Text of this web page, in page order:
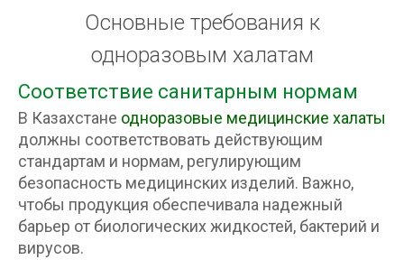
Основные требования к
одноразовым халатам
Соответствие санитарным нормам
В Казахстане одноразовые медицинские халаты
должны соответствовать действующим
стандартам и нормам, регулирующим
безопасность медицинских изделий. Важно,
чтобы продукция обеспечивала надежный
барьер от биологических жидкостей, бактерий и
вирусов.